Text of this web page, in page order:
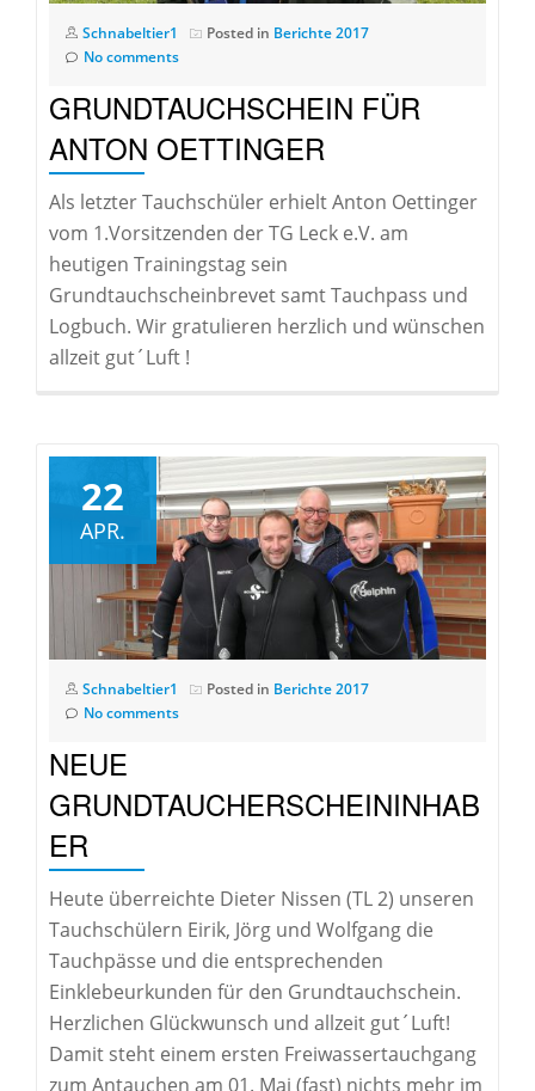
Schnabeltier1 Posted in Berichte 2017
No comments
GRUNDTAUCHSCHEIN FÜR
ANTON OETTINGER
Als letzter Tauchschüler erhielt Anton Oettinger
vom 1.Vorsitzenden der TG Leck e.V. am
heutigen Trainingstag sein
Grundtauchscheinbrevet samt Tauchpass und
Logbuch. Wir gratulieren herzlich und wünschen
allzeit gut´Luft !
22
APR.
Schnabeltier1 Posted in Berichte 2017
No comments
NEUE
GRUNDTAUCHERSCHEININHAB
ER
Heute überreichte Dieter Nissen (TL 2) unseren
Tauchschülern Eirik, Jörg und Wolfgang die
Tauchpässe und die entsprechenden
Einklebeurkunden für den Grundtauchschein.
Herzlichen Glückwunsch und allzeit gut´Luft!
Damit steht einem ersten Freiwassertauchgang
zum Antauchen am 01. Mai (fast) nichts mehr im